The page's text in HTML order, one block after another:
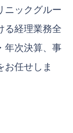
ニックグルー
る経理業務全
年次決算、事
お任せしま